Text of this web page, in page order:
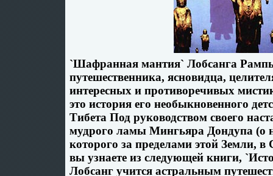
`Шафранная мантия` Лобсанга
путешественника, ясновидца,
интересных и противоречивых
это история его необыкновенного
Тибета Под руководством своего
мудрого ламы Мингьяра Дондупа (о
которого за пределами этой Земли, в
вы узнаете из следующей книги,
Лобсанг учится астральным